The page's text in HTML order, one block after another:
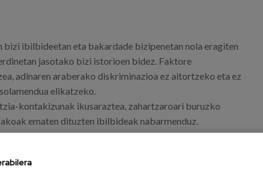
ibilbideetan eta bakardade bizipenetan nola eragiten
jasotako bizi istorioen bidez. Faktore
adinaren araberako diskriminazioa ez aitortzeko eta ez
elikatzeko.
kontakizunak ikusaraztea, zahartzaroari buruzko
ematen dituzten ibilbideak nabarmenduz.
zorrotzarekin, azterlanaren aurkikuntzak
profesional, bitarteko eta herritarrei zuzendutako